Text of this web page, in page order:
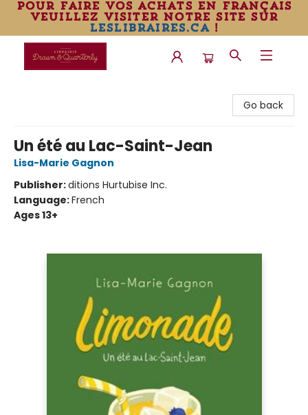
pour faire vos achats en français
veuillez visiter notre site sur
leslibraires.ca!
Go back
Un été au Lac-Saint-Jean
Lisa-Marie Gagnon
Publisher:ditions Hurtubise Inc.
Language:French
Ages 13+